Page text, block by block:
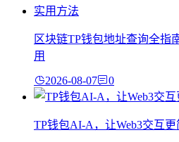
区块链TP钱包地址查询全指
用
2026-08-07 0
TP钱包AI-A，让Web3交互更